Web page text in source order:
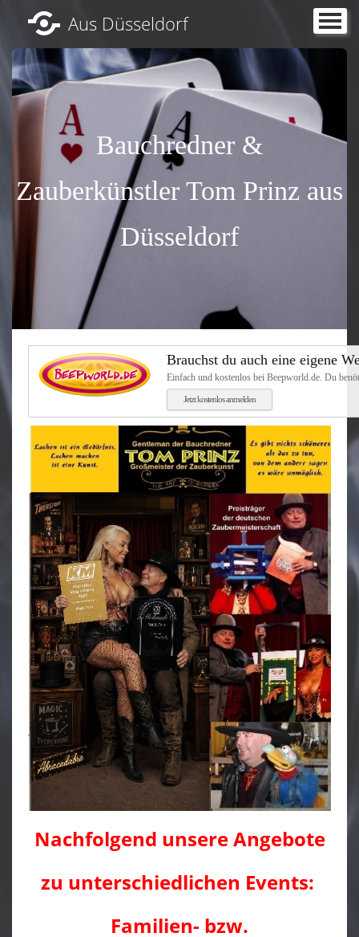
Aus Düsseldorf
Bauchredner &
Zauberkünstler Tom Prinz aus
Düsseldorf
Brauchst du auch eine eigene
Einfach und kostenlos bei Beepworld.de. Du
Jetzt kostenlos anmelden
Startseite
Shows für Familien- / Weihnachtsfeiern,
Rheinkreuzfahrt, Dinner, Soloshow
Bauchrednershow zum Sitzungskarneval
Auszeichnungen, Referenzen
Programminfos, Videos, Fotos, mit
Kundenkommentaren, Vita
Presseberichte, Showtermine, Tomßs Buch
Kontakt, Kosten
Nachfolgend unsere Angebote
zu unterschiedlichen Events:
Familien- bzw.